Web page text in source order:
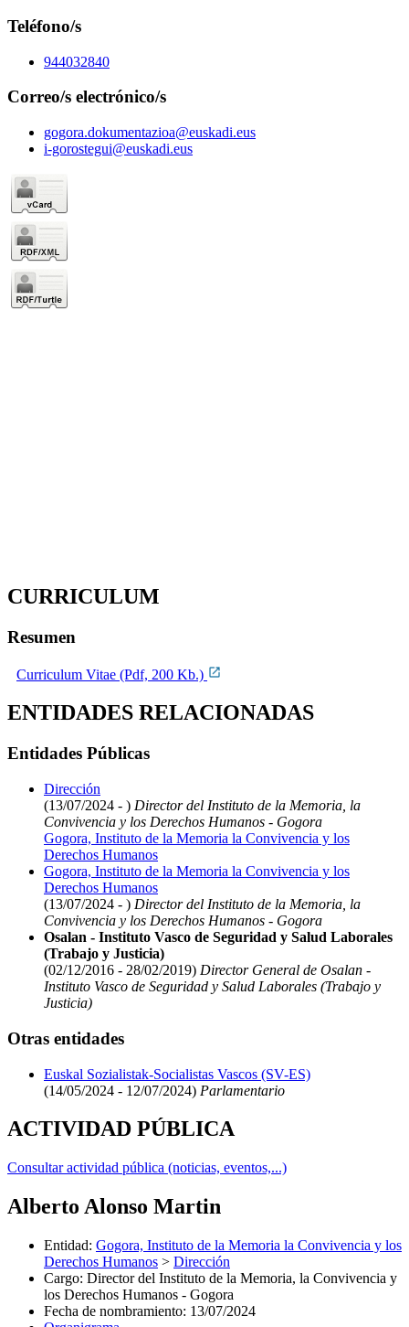
Teléfono/s
944032840
Correo/s electrónico/s
gogora.dokumentazioa@euskadi.eus
i-gorostegui@euskadi.eus
CURRICULUM
Resumen
Curriculum Vitae (Pdf, 200 Kb.)
ENTIDADES RELACIONADAS
Entidades Públicas
Dirección
(13/07/2024 - ) Director del Instituto de la Memoria, la
Convivencia y los Derechos Humanos - Gogora
Gogora, Instituto de la Memoria la Convivencia y los
Derechos Humanos
Gogora, Instituto de la Memoria la Convivencia y los
Derechos Humanos
(13/07/2024 - ) Director del Instituto de la Memoria, la
Convivencia y los Derechos Humanos - Gogora
Osalan - Instituto Vasco de Seguridad y Salud Laborales
(Trabajo y Justicia)
(02/12/2016 - 28/02/2019) Director General de Osalan -
Instituto Vasco de Seguridad y Salud Laborales (Trabajo y
Justicia)
Otras entidades
Euskal Sozialistak-Socialistas Vascos (SV-ES)
(14/05/2024 - 12/07/2024) Parlamentario
ACTIVIDAD PÚBLICA
Consultar actividad pública (noticias, eventos,...)
Alberto Alonso Martin
Entidad: Gogora, Instituto de la Memoria la Convivencia y los
Derechos Humanos > Dirección
Cargo: Director del Instituto de la Memoria, la Convivencia y
los Derechos Humanos - Gogora
Fecha de nombramiento: 13/07/2024